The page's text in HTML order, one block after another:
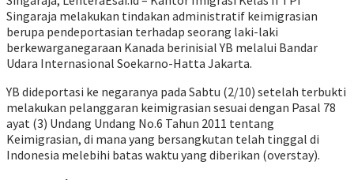
Singaraja melakukan tindakan administratif keimigrasian
berupa pendeportasian terhadap seorang laki-laki
berkewarganegaraan Kanada berinisial YB melalui Bandar
Udara Internasional Soekarno-Hatta Jakarta.
YB dideportasi ke negaranya pada Sabtu (2/10) setelah terbukti
melakukan pelanggaran keimigrasian sesuai dengan Pasal 78
ayat (3) Undang Undang No.6 Tahun 2011 tentang
Keimigrasian, di mana yang bersangkutan telah tinggal di
Indonesia melebihi batas waktu yang diberikan (overstay).